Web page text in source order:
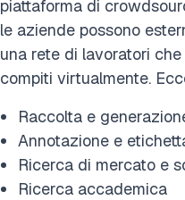
piattaforma di
le aziende possono
una rete di lavoratori
compiti virtualmente.
Raccolta e
Annotazione e
Ricerca di mercato e
Ricerca accademica